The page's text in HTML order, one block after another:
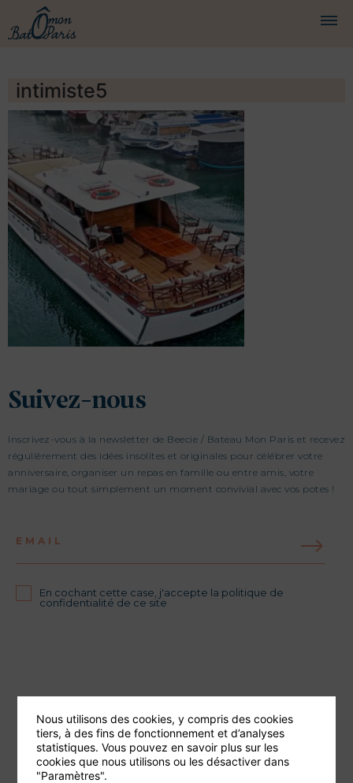
CROISIÈRES
SERVICES
PRESTATIONS
ÉQUIPAGE
JOURNAL DE BORD
PRESSE
DEMANDER UN DEVIS
intimiste5
Suivez-nous
Inscrivez-vous à la newsletter de Beecie / Bateau Mon Paris et recevez
régulièrement des idées insolites et originales pour célébrer votre
anniversaire, organiser un repas en famille ou entre amis, votre
mariage ou tout simplement un moment convivial avec vos potes !
EMAIL
En cochant cette case, j'accepte la politique de
confidentialité de ce site
Foire aux questions
Nous utilisons des cookies, y compris des cookies
tiers, à des fins de fonctionnement et d’analyses
statistiques. Vous pouvez en savoir plus sur les
cookies que nous utilisons ou les désactiver dans
"Paramètres".